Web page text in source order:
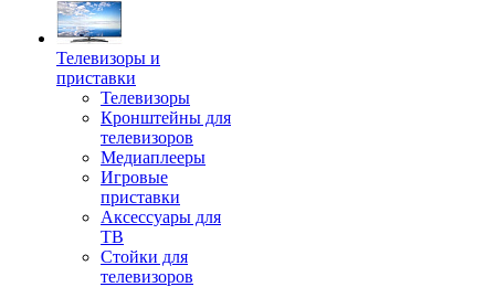
Телевизоры и
приставки
Телевизоры
Кронштейны для
телевизоров
Медиаплееры
Игровые
приставки
Аксессуары для
ТВ
Стойки для
телевизоров